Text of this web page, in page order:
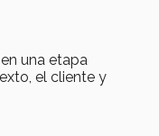
una etapa
el cliente y